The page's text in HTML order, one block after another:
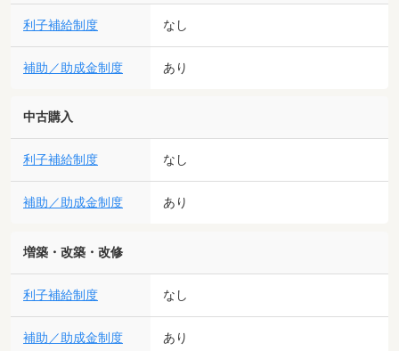
利子補給制度 なし
補助／助成金制度 あり
中古購入
利子補給制度 なし
補助／助成金制度 あり
増築・改築・改修
利子補給制度 なし
補助／助成金制度 あり